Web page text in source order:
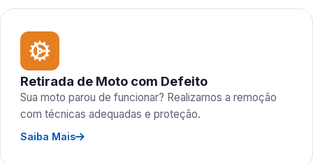
Retirada de Moto com Defeito
Sua moto parou de funcionar? Realizamos a remoção
com técnicas adequadas e proteção.
Saiba Mais